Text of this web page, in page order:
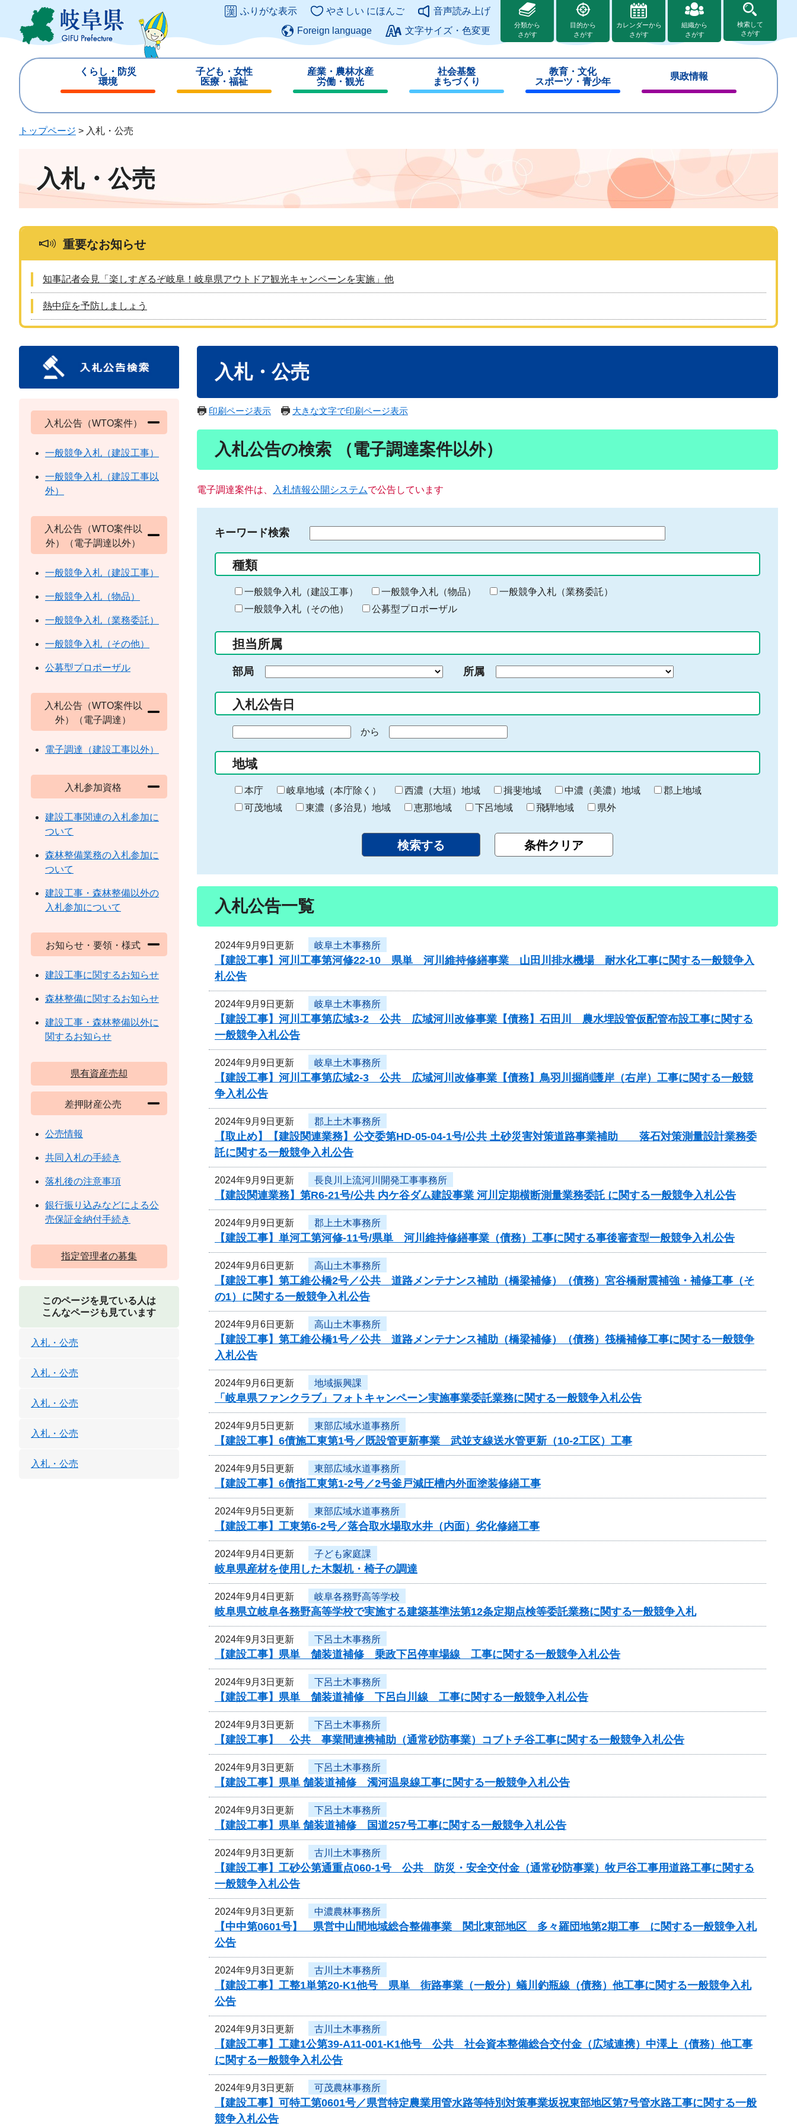
ジ
ュ
このページの本文へ
ふりがな表示 やさしい にほんご
音声読み上げ
Foreign language
文字サイズ・色変更
分類から
さがす
目的から
さがす
カレンダーから
さがす
組織から
さがす
検索して
さがす
くらし・防災
環境
じ
子ども・女性
医療・福祉
じ
産業・農林水産
労働・観光
じ
社会基盤
まちづくり
じ
教育・文化
スポーツ・青少年
じ
県政情報
じ
トップページ > 入札・公売
入札・公売
重要なお知らせ
知事記者会見「楽しすぎるぞ岐阜！岐阜県アウトドア観光キャンペーンを実施」他
熱中症を予防しましょう
入札・公売
印刷ページ表示 大きな文字で印刷ページ表示
入札公告の検索 （電子調達案件以外）
電子調達案件は、 入札情報公開システムで公告しています
キーワード検索
る
キ
ー
ー
入
力
種類
一般競争入札（建設工事） 一般競争入札（物品）
一般競争入札（業務委託）
一般競争入札（その他）
公募型プロポーザル
担当所属
部局 所属
入札公告日
の
始
ま
り
から
終
わ
り
地域
本庁 岐阜地域（本庁除く） 西濃（大垣）地域 揖斐地域 中濃（美濃）地域
郡上地域
可茂地域
東濃（多治見）地域 恵那地域 下呂地域 飛騨地域 県外
入札公告一覧
2024年9月9日更新 岐阜土木事務所
【建設工事】河川工事第河修22-10 県単 河川維持修繕事業 山田川排水機場 耐水化工事に関する一般競争入
札公告
2024年9月9日更新 岐阜土木事務所
【建設工事】河川工事第広域3-2 公共 広域河川改修事業【債務】石田川 農水埋設管仮配管布設工事に関する
一般競争入札公告
2024年9月9日更新 岐阜土木事務所
【建設工事】河川工事第広域2-3 公共 広域河川改修事業【債務】鳥羽川掘削護岸（右岸）工事に関する一般競
争入札公告
2024年9月9日更新 郡上土木事務所
【取止め】【建設関連業務】公交委第HD-05-04-1号/公共 土砂災害対策道路事業補助 落石対策測量設計業務委
託に関する一般競争入札公告
2024年9月9日更新 長良川上流河川開発工事事務所
【建設関連業務】第R6-21号/公共 内ケ谷ダム建設事業 河川定期横断測量業務委託 に関する一般競争入札公告
2024年9月9日更新 郡上土木事務所
【建設工事】単河工第河修-11号/県単 河川維持修繕事業（債務）工事に関する事後審査型一般競争入札公告
2024年9月6日更新 高山土木事務所
【建設工事】第工維公橋2号／公共 道路メンテナンス補助（橋梁補修）（債務）宮谷橋耐震補強・補修工事（そ
の1）に関する一般競争入札公告
2024年9月6日更新 高山土木事務所
【建設工事】第工維公橋1号／公共 道路メンテナンス補助（橋梁補修）（債務）筏橋補修工事に関する一般競争
入札公告
2024年9月6日更新 地域振興課
「岐阜県ファンクラブ」フォトキャンペーン実施事業委託業務に関する一般競争入札公告
2024年9月5日更新 東部広域水道事務所
【建設工事】6債施工東第1号／既設管更新事業 武並支線送水管更新（10-2工区）工事
2024年9月5日更新 東部広域水道事務所
【建設工事】6債指工東第1-2号／2号釜戸減圧槽内外面塗装修繕工事
2024年9月5日更新 東部広域水道事務所
【建設工事】工東第6-2号／落合取水場取水井（内面）劣化修繕工事
2024年9月4日更新 子ども家庭課
岐阜県産材を使用した木製机・椅子の調達
2024年9月4日更新 岐阜各務野高等学校
岐阜県立岐阜各務野高等学校で実施する建築基準法第12条定期点検等委託業務に関する一般競争入札
2024年9月3日更新 下呂土木事務所
【建設工事】県単 舗装道補修 乗政下呂停車場線 工事に関する一般競争入札公告
2024年9月3日更新 下呂土木事務所
【建設工事】県単 舗装道補修 下呂白川線 工事に関する一般競争入札公告
2024年9月3日更新 下呂土木事務所
【建設工事】 公共 事業間連携補助（通常砂防事業）コブトチ谷工事に関する一般競争入札公告
2024年9月3日更新 下呂土木事務所
【建設工事】県単 舗装道補修 濁河温泉線工事に関する一般競争入札公告
2024年9月3日更新 下呂土木事務所
【建設工事】県単 舗装道補修 国道257号工事に関する一般競争入札公告
2024年9月3日更新 古川土木事務所
【建設工事】工砂公第通重点060-1号 公共 防災・安全交付金（通常砂防事業）牧戸谷工事用道路工事に関する
一般競争入札公告
2024年9月3日更新 中濃農林事務所
【中中第0601号】 県営中山間地域総合整備事業 関北東部地区 多々羅団地第2期工事 に関する一般競争入札
公告
2024年9月3日更新 古川土木事務所
【建設工事】工整1単第20-K1他号 県単 街路事業（一般分）蟻川釣瓶線（債務）他工事に関する一般競争入札
公告
2024年9月3日更新 古川土木事務所
【建設工事】工建1公第39-A11-001-K1他号 公共 社会資本整備総合交付金（広域連携）中澤上（債務）他工事
に関する一般競争入札公告
2024年9月3日更新 可茂農林事務所
【建設工事】可特工第0601号／県営特定農業用管水路等特別対策事業坂祝東部地区第7号管水路工事に関する一般
競争入札公告
入札公告（WTO案件）
一般競争入札（建設工事）
一般競争入札（建設工事以
外）
入札公告（WTO案件以
外）（電子調達以外）
一般競争入札（建設工事）
一般競争入札（物品）
一般競争入札（業務委託）
一般競争入札（その他）
公募型プロポーザル
入札公告（WTO案件以
外）（電子調達）
電子調達（建設工事以外）
入札参加資格
建設工事関連の入札参加に
ついて
森林整備業務の入札参加に
ついて
建設工事・森林整備以外の
入札参加について
お知らせ・要領・様式
建設工事に関するお知らせ
森林整備に関するお知らせ
建設工事・森林整備以外に
関するお知らせ
県有資産売却
差押財産公売
公売情報
共同入札の手続き
落札後の注意事項
銀行振り込みなどによる公
売保証金納付手続き
指定管理者の募集
このページを見ている人は
こんなページも見ています
入札・公売
入札・公売
入札・公売
入札・公売
入札・公売